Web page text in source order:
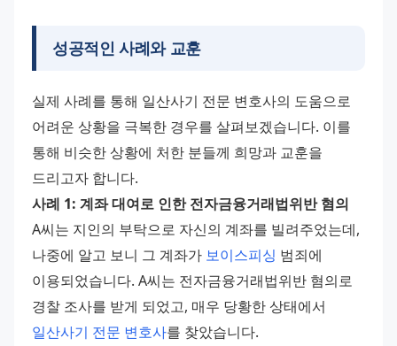
성공적인 사례와 교훈
실제 사례를 통해 일산사기 전문 변호사의 도움으로
어려운 상황을 극복한 경우를 살펴보겠습니다. 이를
통해 비슷한 상황에 처한 분들께 희망과 교훈을
드리고자 합니다.
사례 1: 계좌 대여로 인한 전자금융거래법위반 혐의
A씨는 지인의 부탁으로 자신의 계좌를 빌려주었는데,
나중에 알고 보니 그 계좌가 보이스피싱 범죄에
이용되었습니다. A씨는 전자금융거래법위반 혐의로
일산사기 전문 변호사를 찾았습니다.